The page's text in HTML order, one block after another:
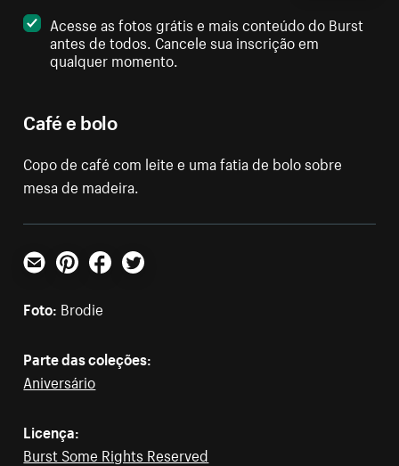
Café e bolo
Copo de café com leite e uma fatia de bolo sobre
mesa de madeira.
Acesse as fotos grátis e mais conteúdo do Burst
antes de todos. Cancele sua inscrição em
qualquer momento.
E-mailPinterestFacebookTwitter
Foto: Brodie
Parte das coleções:
Aniversário
Licença:
Burst Some Rights Reserved